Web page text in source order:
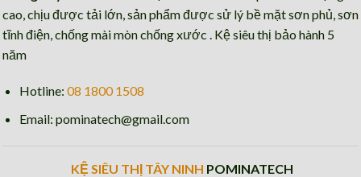
cao, chịu được tải lớn, sản phẩm được sử lý bề mặt sơn phủ, sơn
tĩnh điện, chống mài mòn chống xước . Kệ siêu thị bảo hành 5
năm
Hotline: 08 1800 1508
Email: pominatech@gmail.com
KỆ SIÊU THỊ TÂY NINH POMINATECH